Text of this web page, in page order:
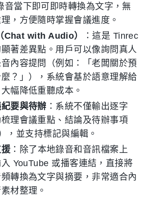
音當下即可即時轉換為文字，無
，方便隨時掌握會議進度。
Chat with Audio）
：這是 Tinrec
著差異點。用戶可以像詢問真人
內容提問（例如：「老闆關於預
？」），系統會基於語意理解給
幅降低重聽成本。
要與待辦 ：系統不僅輸出逐字
理會議重點、結論及待辦事項
，並支持標記與編輯。
：除了本地錄音和音訊檔案上
YouTube 或播客連結，直接將
轉換為文字與摘要，非常適合內
材整理。